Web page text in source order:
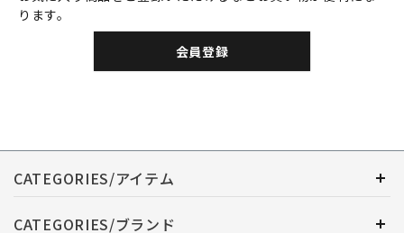
ります。
会員登録
CATEGORIES/アイテム
CATEGORIES/ブランド